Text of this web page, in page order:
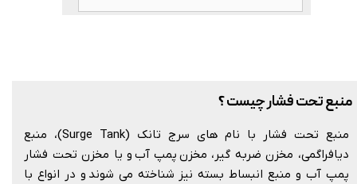
منبع تحت فشار چیست ؟
منبع تحت فشار با نام های سرج تانک (Surge Tank)، منبع
دیافراگمی، مخزن ضربه گیر، مخزن پمپ آب و یا مخزن تحت فشار
پمپ آب و منبع انبساط بسته نیز شناخته می شوند و در انواع با